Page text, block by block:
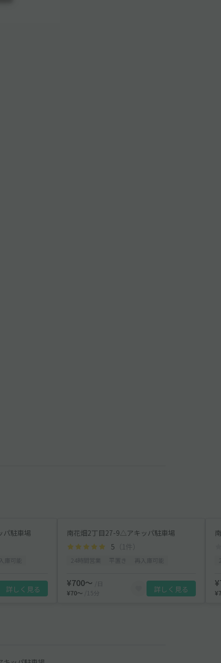
駐車場
詳しく見る
南花畑2丁目27-9△アキッパ駐車場
5 （1件）
¥700〜
/日
¥70〜
/15分 詳しく見る